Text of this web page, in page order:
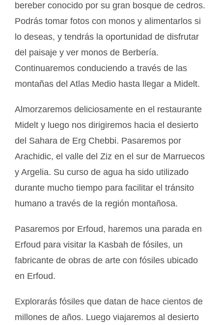
bereber conocido por su gran bosque de cedros.
Podrás tomar fotos con monos y alimentarlos si
lo deseas, y tendrás la oportunidad de disfrutar
del paisaje y ver monos de Berbería.
Continuaremos conduciendo a través de las
montañas del Atlas Medio hasta llegar a Midelt.
Almorzaremos deliciosamente en el restaurante
Midelt y luego nos dirigiremos hacia el desierto
del Sahara de Erg Chebbi. Pasaremos por
Arachidic, el valle del Ziz en el sur de Marruecos
y Argelia. Su curso de agua ha sido utilizado
durante mucho tiempo para facilitar el tránsito
humano a través de la región montañosa.
Pasaremos por Erfoud, haremos una parada en
Erfoud para visitar la Kasbah de fósiles, un
fabricante de obras de arte con fósiles ubicado
en Erfoud.
Explorarás fósiles que datan de hace cientos de
millones de años. Luego viajaremos al desierto